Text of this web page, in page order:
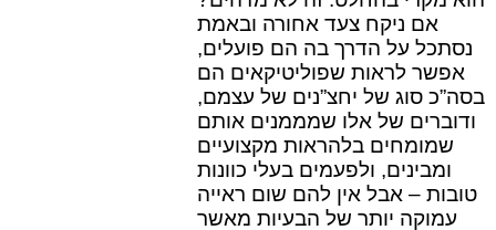
אם ניקח צעד אחורה ובאמת
נסתכל על הדרך בה הם פועלים,
אפשר לראות שפוליטיקאים הם
בסה”כ סוג של יחצ”נים של עצמם,
ודוברים של אלו שמממנים אותם
שמומחים בלהראות מקצועיים
ומבינים, ולפעמים בעלי כוונות
טובות – אבל אין להם שום ראייה
עמוקה יותר של הבעיות מאשר